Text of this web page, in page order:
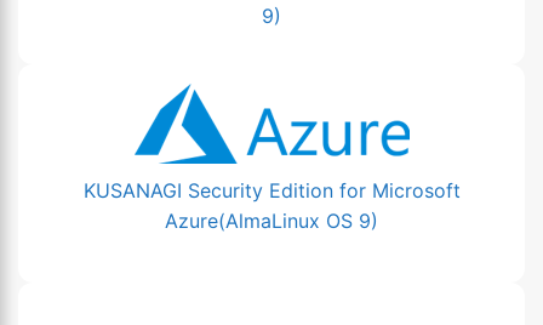
9)
KUSANAGI Security Edition for Microsoft
Azure(AlmaLinux OS 9)